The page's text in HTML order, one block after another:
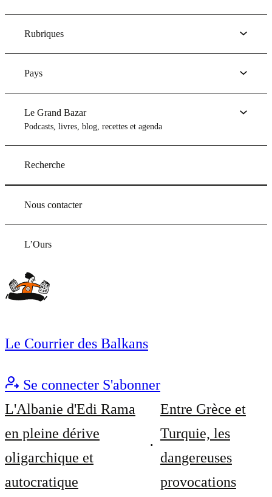
Rubriques
Pays
Le Grand Bazar
Podcasts, livres, blog, recettes et agenda
Recherche
Nous contacter
L’Ours
Le Courrier des Balkans
Se connecter S'abonner
L'Albanie d'Edi Rama
en pleine dérive
oligarchique et
autocratique
Entre Grèce et
Turquie, les
dangereuses
provocations